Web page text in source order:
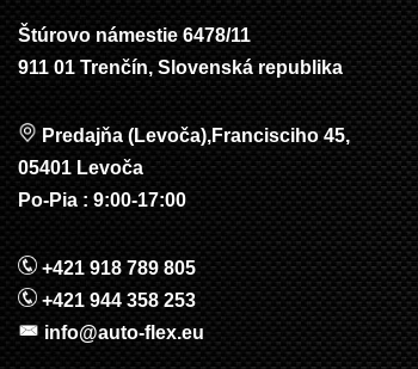
Štúrovo námestie 6478/11
911 01 Trenčín, Slovenská republika
Predajňa (Levoča),Francisciho 45,
05401 Levoča
Po-Pia : 9:00-17:00
+421 918 789 805
+421 944 358 253
info@auto-flex.eu